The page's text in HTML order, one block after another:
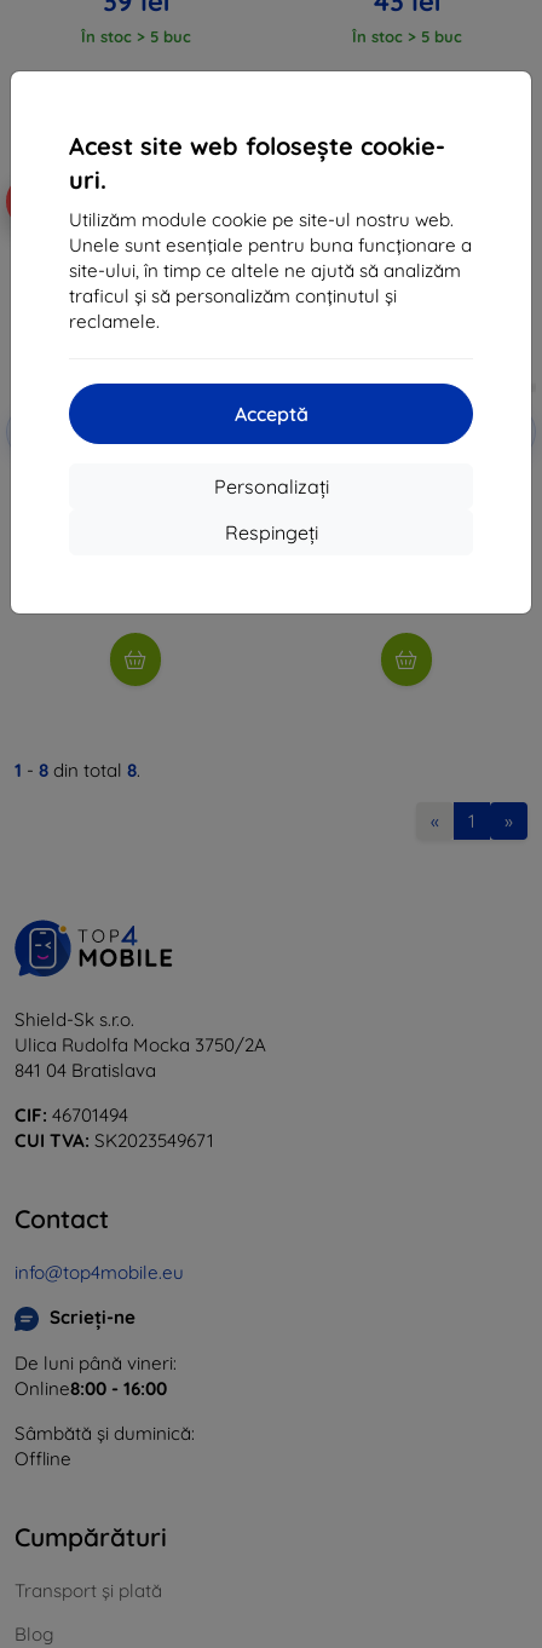
Acest site web folosește cookie-
uri.
Utilizăm module cookie pe site-ul nostru web.
Unele sunt esențiale pentru buna funcționare a
site-ului, în timp ce altele ne ajută să analizăm
traficul și să personalizăm conținutul și
reclamele.
Acceptă
Personalizați
Respingeți
În stoc > 5 buc În stoc > 5 buc
cu cupon
3mk Silky Matt Privacy folie de
protecție pentru Infinix Note 40
cu cupon
EXTRA10
3MK ARC+ Film Infinix Note 40
1 - 8 din total 8.
« 1 »
Shield-Sk s.r.o.
Ulica Rudolfa Mocka 3750/2A
841 04 Bratislava
CIF: 46701494
CUI TVA: SK2023549671
Contact
info@top4mobile.eu
Scrieți-ne
De luni până vineri:
Online8:00 - 16:00
Sâmbătă și duminică:
Offline
Cumpărături
Transport și plată
Blog